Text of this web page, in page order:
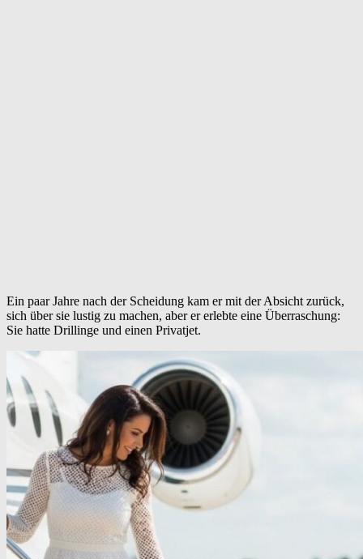
Ein paar Jahre nach der Scheidung kam er mit der Absicht zurück,
sich über sie lustig zu machen, aber er erlebte eine Überraschung:
Sie hatte Drillinge und einen Privatjet.